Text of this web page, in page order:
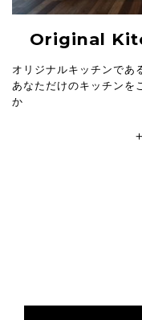
Original
オリジナルキッチンであ
あなただけのキッチンを
か